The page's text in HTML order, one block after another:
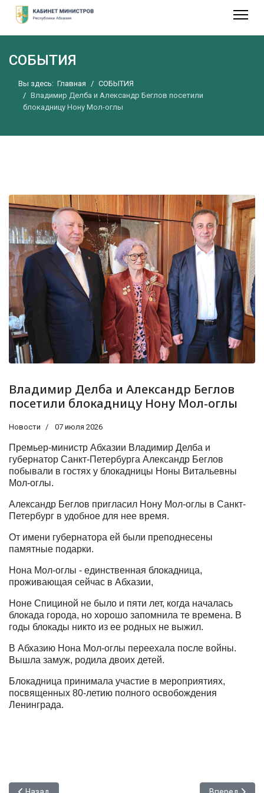
СОБЫТИЯ
Вы здесь: Главная
СОБЫТИЯ
Владимир Делба и Александр Беглов посетили
блокадницу Нону Мол-оглы
Владимир Делба и Александр Беглов
посетили блокадницу Нону Мол-оглы
Новости 07 июля 2026
Премьер-министр Абхазии Владимир Делба и
губернатор Санкт-Петербурга Александр Беглов
побывали в гостях у блокадницы Ноны Витальевны
Мол-оглы.
Александр Беглов пригласил Нону Мол-оглы в Санкт-
Петербург в удобное для нее время.
От имени губернатора ей были преподнесены
памятные подарки.
Нона Мол-оглы - единственная блокадница,
проживающая сейчас в Абхазии,
Ноне Спициной не было и пяти лет, когда началась
блокада города, но хорошо запомнила те времена. В
годы блокады никто из ее родных не выжил.
В Абхазию Нона Мол-оглы переехала после войны.
Вышла замуж, родила двоих детей.
Блокадница принимала участие в мероприятиях,
посвященных 80-летию полного освобождения
Ленинграда.